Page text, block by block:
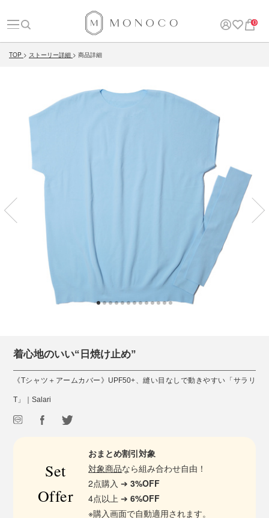
0
TOP ストーリー詳細 商品詳細
着心地のいい“日焼け止め”
《Tシャツ＋アームカバー》UPF50+、縫い目なしで動きやすい「サラリ
T」｜Salari
Set
Offer
おまとめ割引対象
対象商品なら組み合わせ自由！
2点購入 ➔3%OFF
4点以上 ➔6%OFF
※購入画面で自動適用されます。